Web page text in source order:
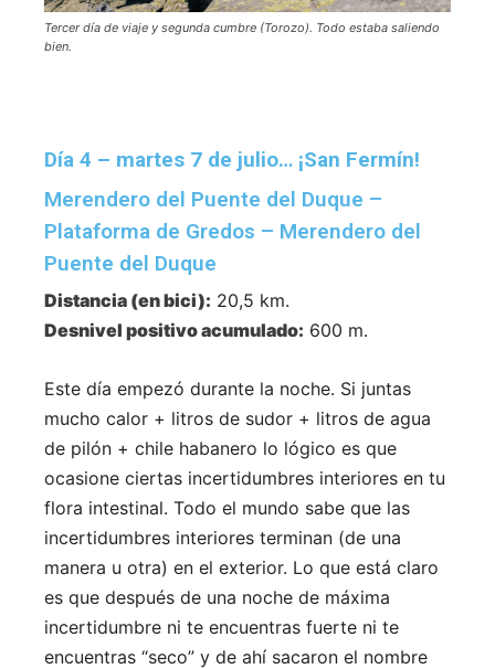
Tercer día de viaje y segunda cumbre (Torozo). Todo estaba saliendo
bien.
Día 4 – martes 7 de julio… ¡San Fermín!
Merendero del Puente del Duque –
Plataforma de Gredos – Merendero del
Puente del Duque
Distancia (en bici): 20,5 km.
Desnivel positivo acumulado: 600 m.
Este día empezó durante la noche. Si juntas
mucho calor + litros de sudor + litros de agua
de pilón + chile habanero lo lógico es que
ocasione ciertas incertidumbres interiores en tu
flora intestinal. Todo el mundo sabe que las
incertidumbres interiores terminan (de una
manera u otra) en el exterior. Lo que está claro
es que después de una noche de máxima
incertidumbre ni te encuentras fuerte ni te
encuentras “seco” y de ahí sacaron el nombre